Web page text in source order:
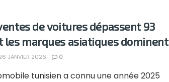
de voitures dépassent 93
les marques asiatiques dominent
JANVIER 2026 0
tunisien a connu une année 2025